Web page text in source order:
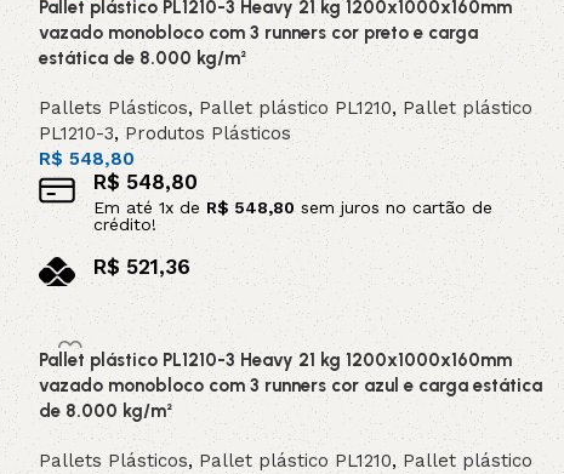
Pallet plástico PL1210-3 Heavy 21 kg 1200x1000x160mm
vazado monobloco com 3 runners cor preto e carga
estática de 8.000 kg/m²
Pallets Plásticos, Pallet plástico PL1210,Pallet plástico
PL1210-3,Produtos Plásticos
R$ 548,80
R$ 548,80
Em até 1x de R$ 548,80sem juros no cartão de
crédito!
R$521,36
no pix
Adicionar ao carrinho
Pallet plástico PL1210-3 Heavy 21 kg 1200x1000x160mm
vazado monobloco com 3 runners cor azul e carga estática
de 8.000 kg/m²
Pallets Plásticos, Pallet plástico PL1210, Pallet plástico